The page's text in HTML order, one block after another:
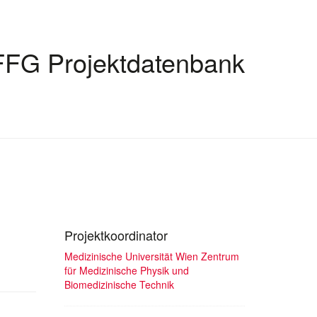
Projektdatenbank
Projektkoordinator
Medizinische Universität Wien Zentrum
für Medizinische Physik und
Biomedizinische Technik